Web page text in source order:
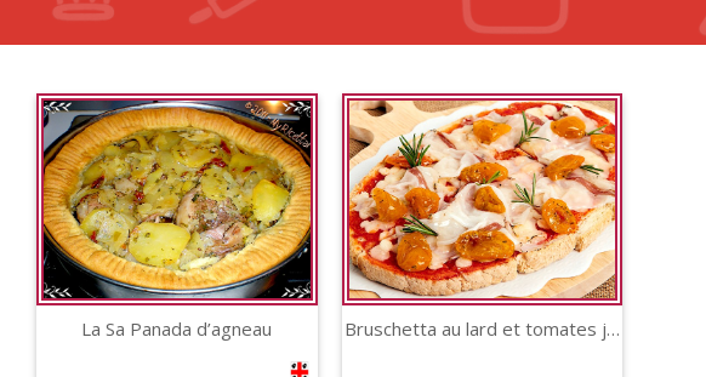
La Sa Panada d’agneau Bruschetta au lard et tomates jaunes datterini